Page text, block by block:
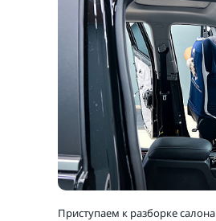
Приступаем к разборке салона